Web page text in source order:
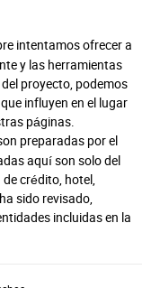
intentamos ofrecer a
y las herramientas
proyecto, podemos
influyen en el lugar
páginas.
preparadas por el
aquí son solo del
crédito, hotel,
sido revisado,
incluidas en la